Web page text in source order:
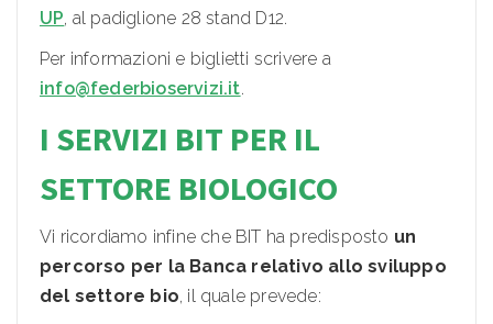
UP, al padiglione 28 stand D12.
Per informazioni e biglietti scrivere a
info@federbioservizi.it.
I SERVIZI BIT PER IL
SETTORE BIOLOGICO
Vi ricordiamo infine che BIT ha predisposto un
percorso per la Banca relativo allo sviluppo
del settore bio, il quale prevede: